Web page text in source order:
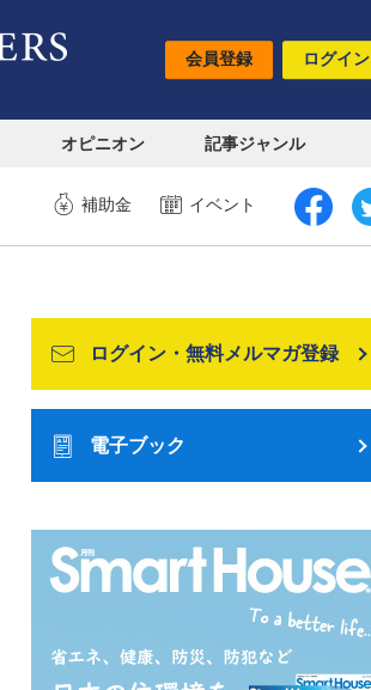
会員登録 ログイン
オピニオン 記事ジャンル
補助金 イベント
ログイン・無料メルマガ登録
電子ブック